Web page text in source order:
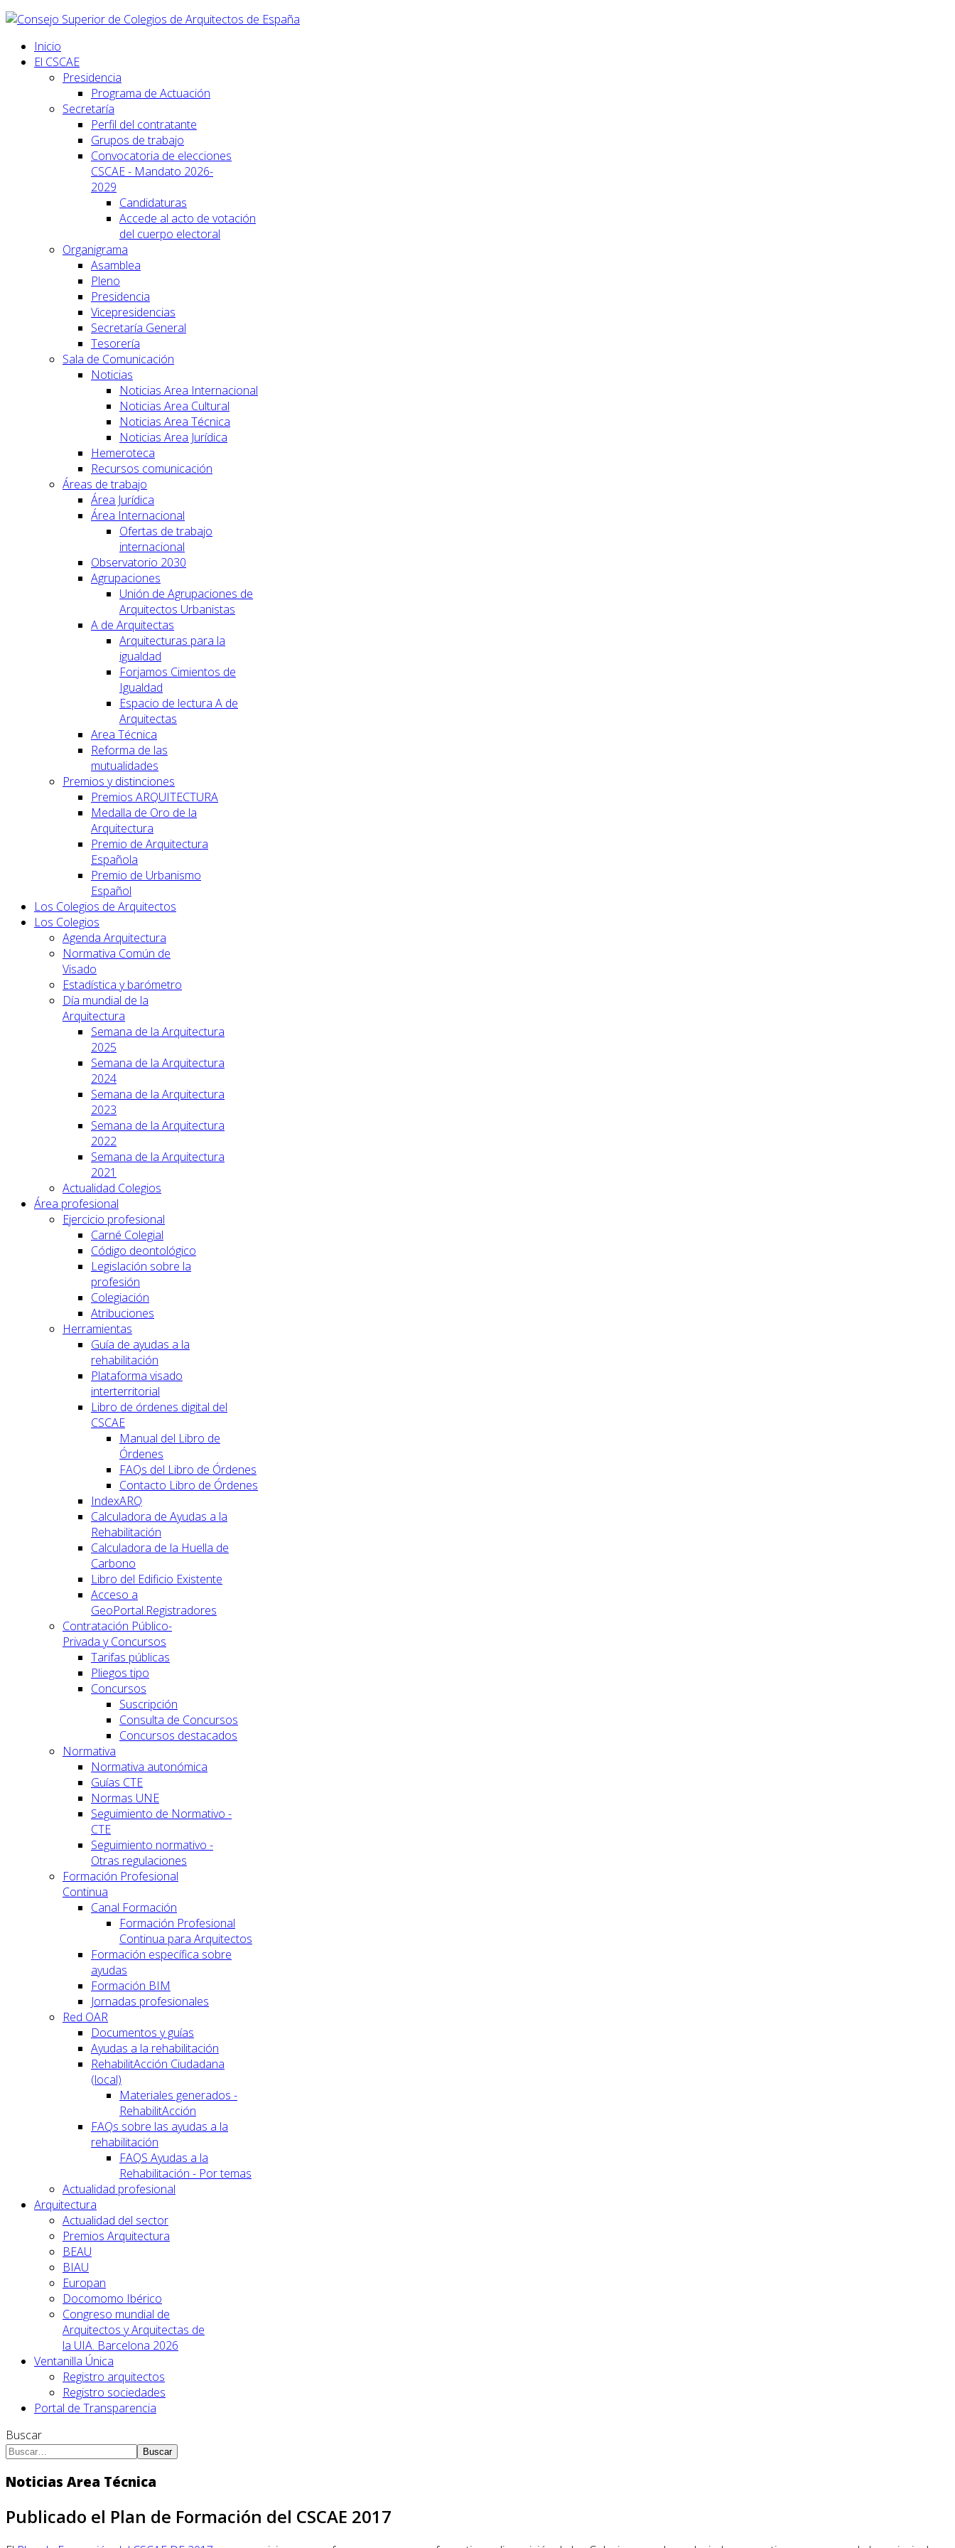
Inicio
El CSCAE
Presidencia
Programa de Actuación
Secretaría
Perfil del contratante
Grupos de trabajo
Convocatoria de elecciones
CSCAE - Mandato 2026-
2029
Candidaturas
Accede al acto de votación
del cuerpo electoral
Organigrama
Asamblea
Pleno
Presidencia
Vicepresidencias
Secretaría General
Tesorería
Sala de Comunicación
Noticias
Noticias Area Internacional
Noticias Area Cultural
Noticias Area Técnica
Noticias Area Jurídica
Hemeroteca
Recursos comunicación
Áreas de trabajo
Área Jurídica
Área Internacional
Ofertas de trabajo
internacional
Observatorio 2030
Agrupaciones
Unión de Agrupaciones de
Arquitectos Urbanistas
A de Arquitectas
Arquitecturas para la
igualdad
Forjamos Cimientos de
Igualdad
Espacio de lectura A de
Arquitectas
Area Técnica
Reforma de las
mutualidades
Premios y distinciones
Premios ARQUITECTURA
Medalla de Oro de la
Arquitectura
Premio de Arquitectura
Española
Premio de Urbanismo
Español
Los Colegios de Arquitectos
Los Colegios
Agenda Arquitectura
Normativa Común de
Visado
Estadística y barómetro
Día mundial de la
Arquitectura
Semana de la Arquitectura
2025
Semana de la Arquitectura
2024
Semana de la Arquitectura
2023
Semana de la Arquitectura
2022
Semana de la Arquitectura
2021
Actualidad Colegios
Área profesional
Ejercicio profesional
Carné Colegial
Código deontológico
Legislación sobre la
profesión
Colegiación
Atribuciones
Herramientas
Guía de ayudas a la
rehabilitación
Plataforma visado
interterritorial
Libro de órdenes digital del
CSCAE
Manual del Libro de
Órdenes
FAQs del Libro de Órdenes
Contacto Libro de Órdenes
IndexARQ
Calculadora de Ayudas a la
Rehabilitación
Calculadora de la Huella de
Carbono
Libro del Edificio Existente
Acceso a
GeoPortal.Registradores
Contratación Público-
Privada y Concursos
Tarifas públicas
Pliegos tipo
Concursos
Suscripción
Consulta de Concursos
Concursos destacados
Normativa
Normativa autonómica
Guías CTE
Normas UNE
Seguimiento de Normativo -
CTE
Seguimiento normativo -
Otras regulaciones
Formación Profesional
Continua
Canal Formación
Formación Profesional
Continua para Arquitectos
Formación específica sobre
ayudas
Formación BIM
Jornadas profesionales
Red OAR
Documentos y guías
Ayudas a la rehabilitación
RehabilitAcción Ciudadana
(local)
Materiales generados -
RehabilitAcción
FAQs sobre las ayudas a la
rehabilitación
FAQS Ayudas a la
Rehabilitación - Por temas
Actualidad profesional
Arquitectura
Actualidad del sector
Premios Arquitectura
BEAU
BIAU
Europan
Docomomo Ibérico
Congreso mundial de
Arquitectos y Arquitectas de
la UIA. Barcelona 2026
Ventanilla Única
Registro arquitectos
Registro sociedades
Portal de Transparencia
Buscar
Buscar
Noticias Area Técnica
Publicado el Plan de Formación del CSCAE 2017